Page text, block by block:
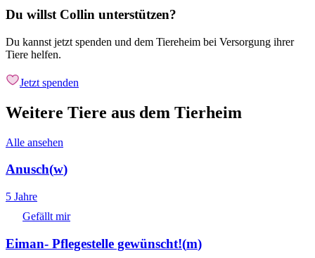
Du willst Collin unterstützen?
Du kannst jetzt spenden und dem Tiereheim bei Versorgung ihrer
Tiere helfen.
Jetzt spenden
Weitere Tiere aus dem Tierheim
Alle ansehen
Anusch(w)
5 Jahre
Gefällt mir
Eiman- Pflegestelle gewünscht!(m)